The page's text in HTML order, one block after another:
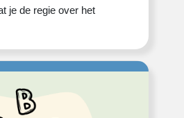
je de regie over het